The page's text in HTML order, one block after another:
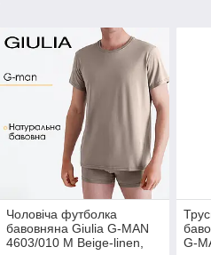
Чоловіча футболка
бавовняна Giulia G-MAN
4603/010 M Beige-linen,
G-